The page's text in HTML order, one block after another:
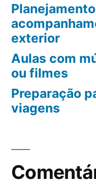
exterior
Aulas com
ou filmes
Preparação
viagens